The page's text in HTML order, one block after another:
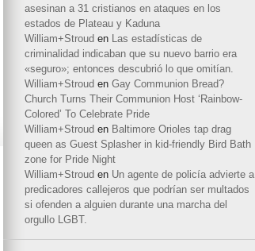
asesinan a 31 cristianos en ataques en los
estados de Plateau y Kaduna
William+Stroud en Las estadísticas de
criminalidad indicaban que su nuevo barrio era
«seguro»; entonces descubrió lo que omitían.
William+Stroud en Gay Communion Bread?
Church Turns Their Communion Host ‘Rainbow-
Colored’ To Celebrate Pride
William+Stroud en Baltimore Orioles tap drag
queen as Guest Splasher in kid-friendly Bird Bath
zone for Pride Night
William+Stroud en Un agente de policía advierte a
predicadores callejeros que podrían ser multados
si ofenden a alguien durante una marcha del
orgullo LGBT.